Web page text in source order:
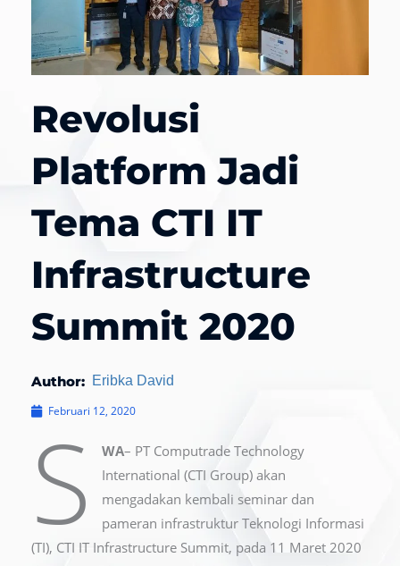
Revolusi
Platform Jadi
Tema CTI IT
Infrastructure
Summit 2020
Author: Eribka David
Februari 12, 2020
S WA– PT Computrade Technology
International (CTI Group) akan
mengadakan kembali seminar dan
pameran infrastruktur Teknologi Informasi
(TI), CTI IT Infrastructure Summit, pada 11 Maret 2020